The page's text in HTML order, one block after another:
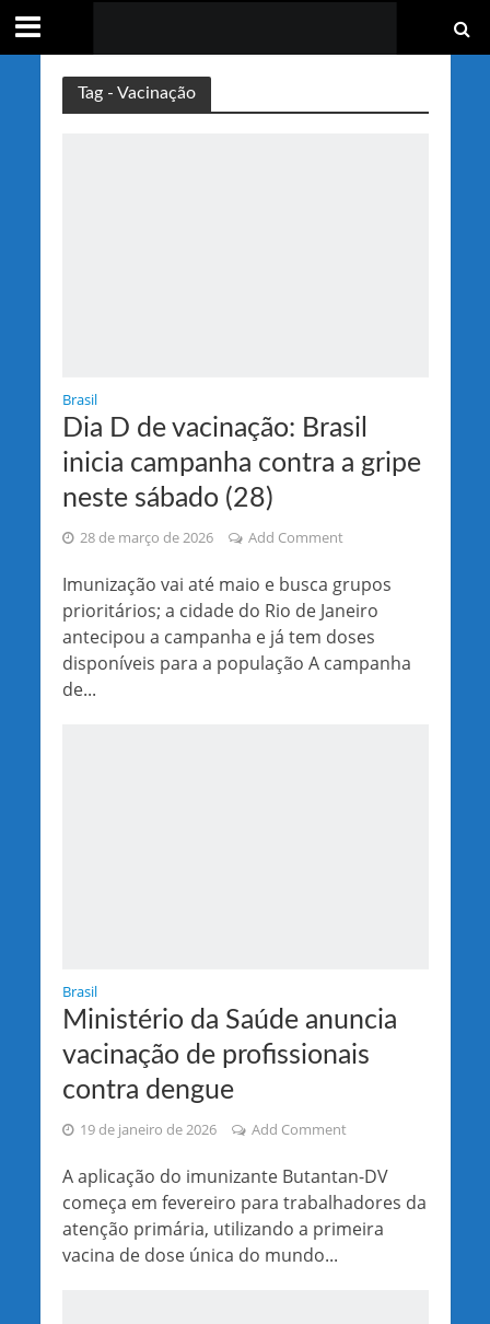
Tag - Vacinação
Brasil
Dia D de vacinação: Brasil
inicia campanha contra a gripe
neste sábado (28)
28 de março de 2026 Add Comment
Imunização vai até maio e busca grupos
prioritários; a cidade do Rio de Janeiro
antecipou a campanha e já tem doses
disponíveis para a população A campanha
de...
Brasil
Ministério da Saúde anuncia
vacinação de profissionais
contra dengue
19 de janeiro de 2026 Add Comment
A aplicação do imunizante Butantan-DV
começa em fevereiro para trabalhadores da
atenção primária, utilizando a primeira
vacina de dose única do mundo...